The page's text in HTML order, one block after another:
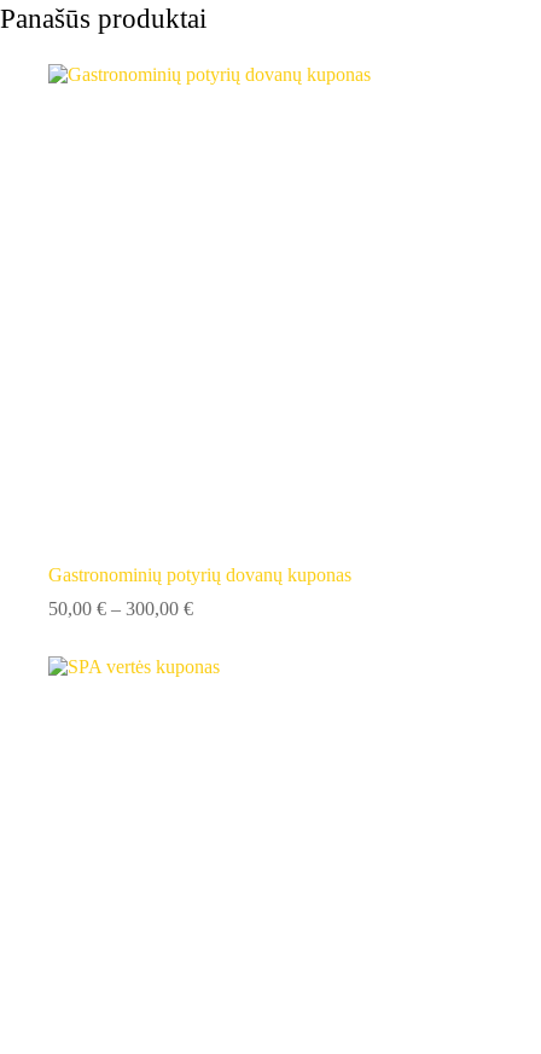
Panašūs produktai
Gastronominių potyrių dovanų kuponas
50,00 € – 300,00 €Price
through